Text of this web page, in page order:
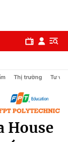
Thị trường Tư vấn
House